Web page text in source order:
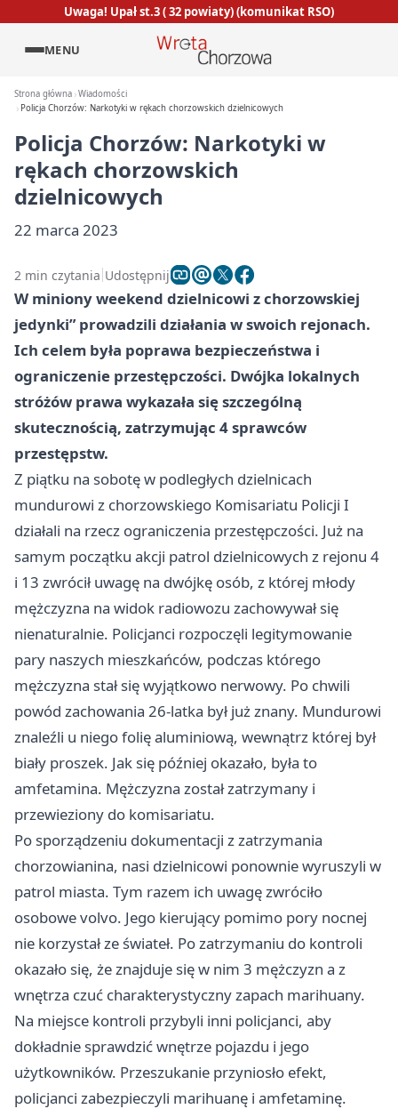
Uwaga! Upał st.3 ( 32 powiaty) (komunikat RSO)
MENU
Strona główna Wiadomości
Policja Chorzów: Narkotyki w rękach chorzowskich dzielnicowych
Policja Chorzów: Narkotyki w
rękach chorzowskich
dzielnicowych
22 marca 2023
2 min czytania Udostępnij
W miniony weekend dzielnicowi z chorzowskiej
jedynki” prowadzili działania w swoich rejonach.
Ich celem była poprawa bezpieczeństwa i
ograniczenie przestępczości. Dwójka lokalnych
stróżów prawa wykazała się szczególną
skutecznością, zatrzymując 4 sprawców
przestępstw.
Z piątku na sobotę w podległych dzielnicach
mundurowi z chorzowskiego Komisariatu Policji I
działali na rzecz ograniczenia przestępczości. Już na
samym początku akcji patrol dzielnicowych z rejonu 4
i 13 zwrócił uwagę na dwójkę osób, z której młody
mężczyzna na widok radiowozu zachowywał się
nienaturalnie. Policjanci rozpoczęli legitymowanie
pary naszych mieszkańców, podczas którego
mężczyzna stał się wyjątkowo nerwowy. Po chwili
powód zachowania 26-latka był już znany. Mundurowi
znaleźli u niego folię aluminiową, wewnątrz której był
biały proszek. Jak się później okazało, była to
amfetamina. Mężczyzna został zatrzymany i
przewieziony do komisariatu.
Po sporządzeniu dokumentacji z zatrzymania
chorzowianina, nasi dzielnicowi ponownie wyruszyli w
patrol miasta. Tym razem ich uwagę zwróciło
osobowe volvo. Jego kierujący pomimo pory nocnej
nie korzystał ze świateł. Po zatrzymaniu do kontroli
okazało się, że znajduje się w nim 3 mężczyzn a z
wnętrza czuć charakterystyczny zapach marihuany.
Na miejsce kontroli przybyli inni policjanci, aby
dokładnie sprawdzić wnętrze pojazdu i jego
użytkowników. Przeszukanie przyniosło efekt,
policjanci zabezpieczyli marihuanę i amfetaminę.